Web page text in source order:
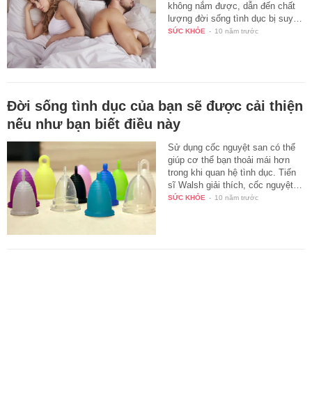
không nắm được, dẫn đến chất
lượng đời sống tình dục bị suy…
SỨC KHỎE - 10 năm trước
Đời sống tình dục của bạn sẽ được cải thiện
nếu như bạn biết điều này
Sử dụng cốc nguyệt san có thể
giúp cơ thể bạn thoải mái hơn
trong khi quan hệ tình dục. Tiến
sĩ Walsh giải thích, cốc nguyệt…
SỨC KHỎE - 10 năm trước